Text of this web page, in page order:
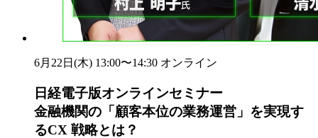
6月22日(木) 13:00〜14:30 オンライン
日経電子版オンラインセミナー
金融機関の「顧客本位の業務運営」を実現す
るCX 戦略とは？